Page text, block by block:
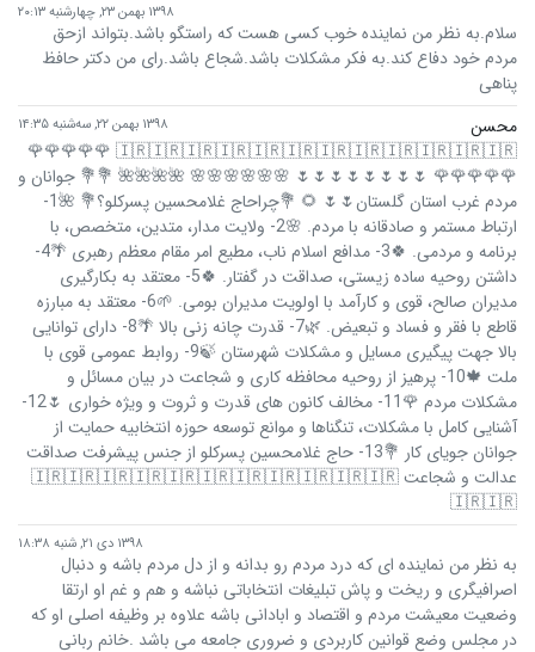
۱۳۹۸ بهمن ۲۳, چهارشنبه ۲۰:۱۳
سلام.به نظر من نماینده خوب کسی هست که راستگو باشد.بتواند ازحق
مردم خود دفاع کند.به فکر مشکلات باشد.شجاع باشد.رای من دکتر حافظ
پناهی
محسن
۱۳۹۸ بهمن ۲۲, سه‌شنبه ۱۴:۳۵
🇮🇷🇮🇷🇮🇷🇮🇷🇮🇷🇮🇷🇮🇷🇮🇷🇮🇷🇮🇷🇮🇷🇮🇷 🌹🌹🌹🌹🌹
🌹🌹🌹🌹🌹 🌷🌷🌷🌷🌷🌷🌷🌷 🌸🌸🌸🌸🌸🌸 🌺🌺🌺🌺 💐💐 جوانان و
مردم غرب استان گلستان🌷🌷 🌻 💐چراحاج غلامحسین پسرکلو؟💐 🌺1-
ارتباط مستمر و صادقانه با مردم. 🌸2- ولایت مدار، متدین، متخصص، با
برنامه و مردمی. 🍀3- مدافع اسلام ناب، مطیع امر مقام معظم رهبری 🌴4-
داشتن روحیه ساده زیستی، صداقت در گفتار. 🍀5- معتقد به بکارگیری
مدیران صالح، قوی و کارآمد با اولویت مدیران بومی. 🌱6- معتقد به مبارزه
قاطع با فقر و فساد و تبعیض. 🌿7- قدرت چانه زنی بالا 🌴8- دارای توانایی
بالا جهت پیگیری مسایل و مشکلات شهرستان 🍃9- روابط عمومی قوی با
ملت 🍁10- پرهیز از روحیه محافظه کاری و شجاعت در بیان مسائل و
مشکلات مردم 🌹11- مخالف کانون های قدرت و ثروت و ویژه خواری 🌷12-
آشنایی کامل با مشکلات، تنگناها و موانع توسعه حوزه انتخابیه حمایت از
جوانان جویای کار 💐13- حاج غلامحسین پسرکلو از جنس پیشرفت صداقت
عدالت و شجاعت 🇮🇷🇮🇷🇮🇷🇮🇷🇮🇷🇮🇷🇮🇷🇮🇷🇮🇷🇮🇷🇮🇷
🇮🇷🇮🇷
۱۳۹۸ دی ۲۱, شنبه ۱۸:۳۸
به نظر من نماینده ای که درد مردم رو بدانه و از دل مردم باشه و دنبال
اصرافیگری و ریخت و پاش تبلیغات انتخاباتی نباشه و هم و غم او ارتقا
وضعیت معیشت مردم و اقتصاد و ابادانی باشه علاوه بر وظیفه اصلی او که
در مجلس وضع قوانین کاربردی و ضروری جامعه می باشد .خانم ربانی